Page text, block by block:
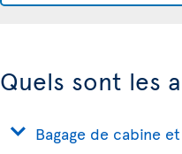
Quels sont les
Bagage de cabine